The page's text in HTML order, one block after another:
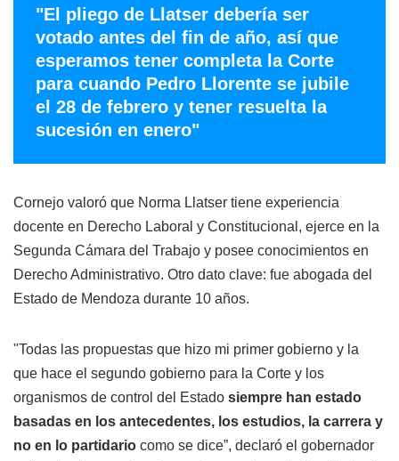
"El pliego de Llatser debería ser
votado antes del fin de año, así que
esperamos tener completa la Corte
para cuando Pedro Llorente se jubile
el 28 de febrero y tener resuelta la
sucesión en enero"
Cornejo valoró que Norma Llatser tiene experiencia
docente en Derecho Laboral y Constitucional, ejerce en la
Segunda Cámara del Trabajo y posee conocimientos en
Derecho Administrativo. Otro dato clave: fue abogada del
Estado de Mendoza durante 10 años.
"Todas las propuestas que hizo mi primer gobierno y la
que hace el segundo gobierno para la Corte y los
organismos de control del Estado siempre han estado
basadas en los antecedentes, los estudios, la carrera y
no en lo partidario como se dice”, declaró el gobernador